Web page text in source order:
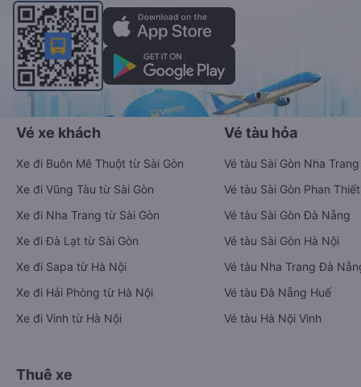
Vé xe khách
Xe đi Buôn Mê Thuột từ Sài Gòn
Xe đi Vũng Tàu từ Sài Gòn
Xe đi Nha Trang từ Sài Gòn
Xe đi Đà Lạt từ Sài Gòn
Xe đi Sapa từ Hà Nội
Xe đi Hải Phòng từ Hà Nội
Xe đi Vinh từ Hà Nội
Vé tàu hỏa
Vé tàu Sài Gòn Nha Trang
Vé tàu Sài Gòn Phan Thiết
Vé tàu Sài Gòn Đà Nẵng
Vé tàu Sài Gòn Hà Nội
Vé tàu Nha Trang Đà
Vé tàu Đà Nẵng Huế
Vé tàu Hà Nội Vinh
Thuê xe